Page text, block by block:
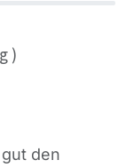
)
den